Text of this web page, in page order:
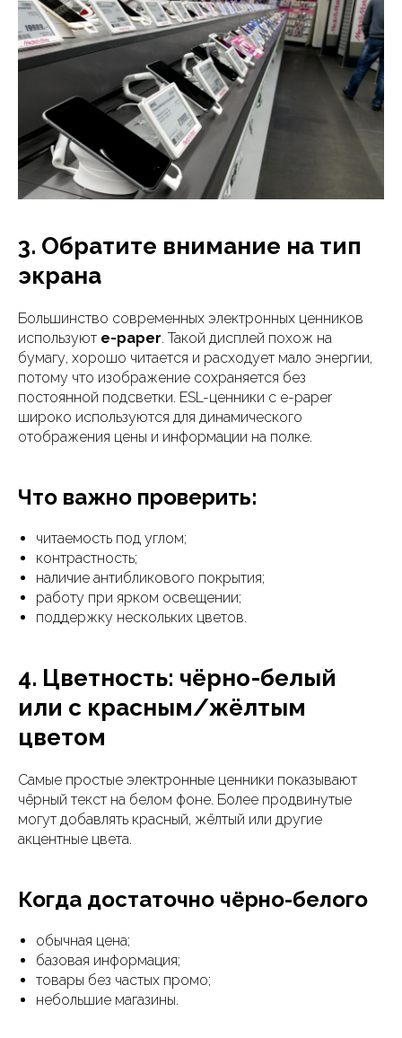
3. Обратите внимание на тип
экрана
Большинство современных электронных ценников
используют e-paper. Такой дисплей похож на
бумагу, хорошо читается и расходует мало энергии,
потому что изображение сохраняется без
постоянной подсветки. ESL-ценники с e-paper
широко используются для динамического
отображения цены и информации на полке.
Что важно проверить:
читаемость под углом;
контрастность;
наличие антибликового покрытия;
работу при ярком освещении;
поддержку нескольких цветов.
4. Цветность: чёрно-белый
или с красным/жёлтым
цветом
Самые простые электронные ценники показывают
чёрный текст на белом фоне. Более продвинутые
могут добавлять красный, жёлтый или другие
акцентные цвета.
Когда достаточно чёрно-белого
обычная цена;
базовая информация;
товары без частых промо;
небольшие магазины.